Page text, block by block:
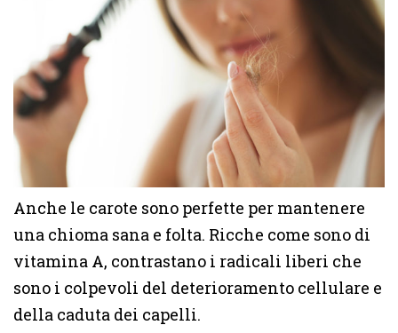
Anche le carote sono perfette per mantenere
una chioma sana e folta. Ricche come sono di
vitamina A, contrastano i radicali liberi che
sono i colpevoli del deterioramento cellulare e
della caduta dei capelli.